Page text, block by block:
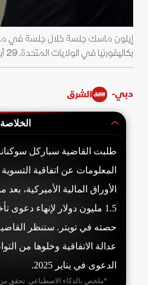
إيلون ماسك جلسة خلال جلسة في
بكاليفورنيا في الولايات المتحدة. 29 أبريل 2026 - Reuters
دبي- الشرق
الخلاصة
طلبت القاضية سباركل
المعلومات عن اتفاقية
الأوراق المالية الأميركية،
1.5 مليون دولار لإنهاء
عدالة الاتفاقية وخلوها من
الدعوى في يناير 2025.
*ملخص بالذكاء الاصطناعي. تحقق